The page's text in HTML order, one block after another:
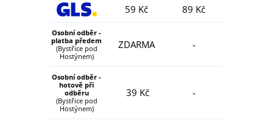
59 Kč 89 Kč
Osobní odběr -
platba předem
(Bystřice pod
Hostýnem)
ZDARMA -
Osobní odběr -
hotově při
odběru
(Bystřice pod
Hostýnem)
39 Kč -